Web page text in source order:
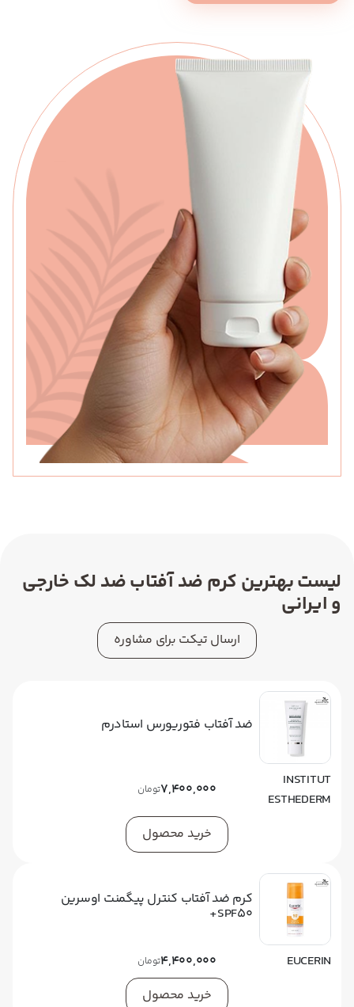
لیست بهترین کرم ضد آفتاب ضد لک خارجی
و ایرانی
ارسال تیکت برای مشاوره
ضد آفتاب فتوریورس استادرم
INSTITUT
ESTHEDERM
7,400,000تومان
خرید محصول
کرم ضد آفتاب کنترل پیگمنت اوسرین
SPF50+
EUCERIN
4,400,000تومان
خرید محصول